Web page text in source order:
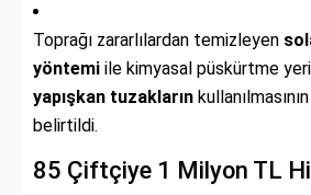
Toprağı zararlılardan temizleyen
yöntemi ile kimyasal püskürtme
yapışkan tuzakların
belirtildi.
85 Çiftçiye 1 Milyon TL